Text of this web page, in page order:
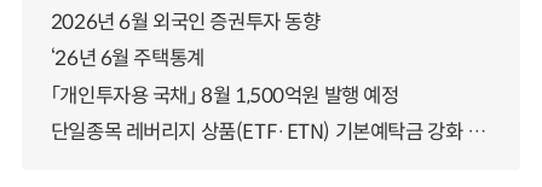
2026년 6월 외국인 증권투자 동향
‘26년 6월 주택통계
「개인투자용 국채」 8월 1,500억원 발행 예정
단일종목 레버리지 상품(ETF·ETN) 기본예탁금 강화 조기시행 방안 안내